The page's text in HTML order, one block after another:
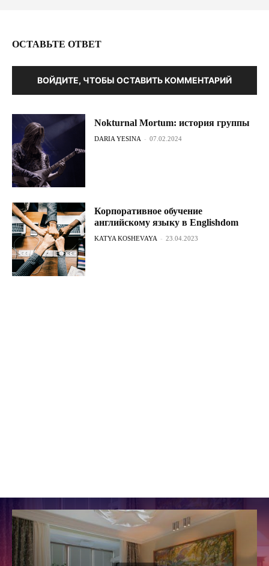
ОСТАВЬТЕ ОТВЕТ
ВОЙДИТЕ, ЧТОБЫ ОСТАВИТЬ КОММЕНТАРИЙ
Nokturnal Mortum: история группы
DARIA YESINA - 07.02.2024
Корпоративное обучение
английскому языку в Englishdom
KATYA KOSHEVAYA - 23.04.2023